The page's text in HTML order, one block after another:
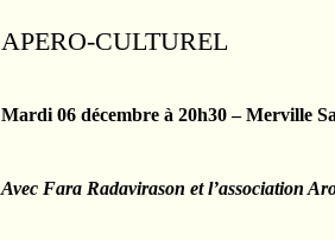
APERO-CULTUREL
Mardi 06 décembre à 20h30 – Merville
Avec Fara Radavirason et l’association